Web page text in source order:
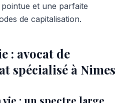
et une parfaite
de capitalisation.
: avocat de
spécialisé à Nimes
vie : un spectre large